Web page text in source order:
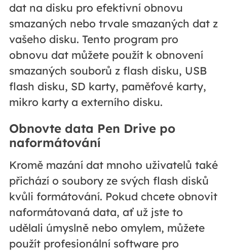
dat na disku pro efektivní obnovu
smazaných nebo trvale smazaných dat z
vašeho disku. Tento program pro
obnovu dat můžete použít k obnovení
smazaných souborů z flash disku, USB
flash disku, SD karty, paměťové karty,
mikro karty a externího disku.
Obnovte data Pen Drive po
naformátování
Kromě mazání dat mnoho uživatelů také
přichází o soubory ze svých flash disků
kvůli formátování. Pokud chcete obnovit
naformátovaná data, ať už jste to
udělali úmyslně nebo omylem, můžete
použít profesionální software pro